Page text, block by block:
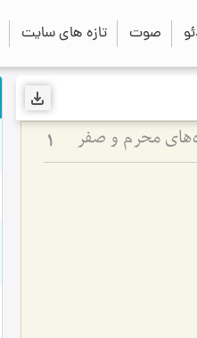
صوت تازه های سایت
محرم و صفر 1